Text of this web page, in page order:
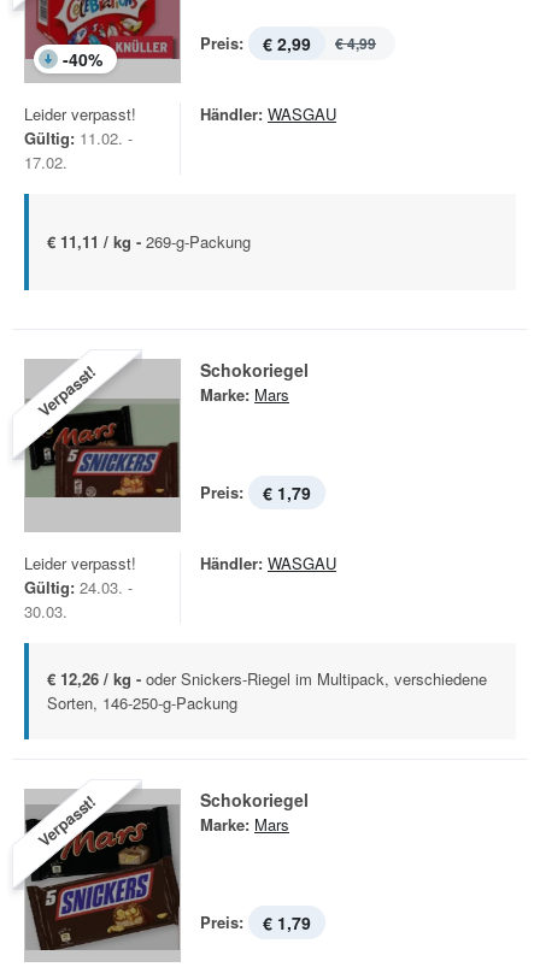
-40%
Preis: € 2,99 € 4,99
Leider verpasst!
Gültig: 11.02. -
17.02.
Händler: WASGAU
€ 11,11 / kg - 269-g-Packung
Verpasst! Schokoriegel
Marke: Mars
Preis: € 1,79
Leider verpasst!
Gültig: 24.03. -
30.03.
Händler: WASGAU
€ 12,26 / kg - oder Snickers-Riegel im Multipack, verschiedene
Sorten, 146-250-g-Packung
Verpasst! Schokoriegel
Marke: Mars
Preis: € 1,79